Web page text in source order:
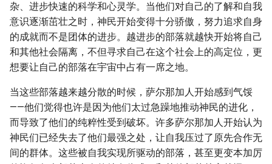
杂、进步快速的科学和心灵学。当他们对自己的了解和自我
意识逐渐茁壮之时，神民开始变得十分骄傲，努力追求自身
的成就而不是团体的进步。越进步的部落就越快开始将自己
和其他社会隔离，不但寻求自己在这个社会上的高定位，更
想要让自己的部落在宇宙中占有一席之地。
当这些部落越来越分散的时候，萨尔那加人开始感到气馁
——他们觉得也许是因为他们太过急躁地推动神民的进化，
而导致了他们的纯粹性受到破坏。许多萨尔那加人开始认为
神民们已经失去了他们最强之处，让自我压过了原先合作无
间的群体。这些被自我实现所驱动的部落，甚至更变本加厉